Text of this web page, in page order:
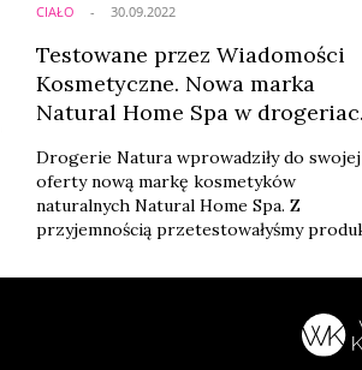
CIAŁO
Testowane przez Wiadomości
Kosmetyczne. Nowa marka
Natural Home Spa w
Drogerie Natura wprowadziły do swojej
oferty nową markę kosmetyków
naturalnych Natural Home Spa. Z
przyjemnością przetestowałyśmy
ajurweda, hammam i minerały morskie.
30.09.2022